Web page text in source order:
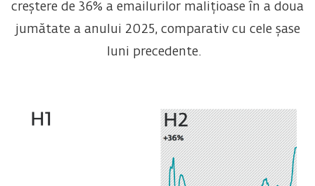
creștere de 36% a emailurilor malițioase în a doua
jumătate a anului 2025, comparativ cu cele șase
luni precedente.